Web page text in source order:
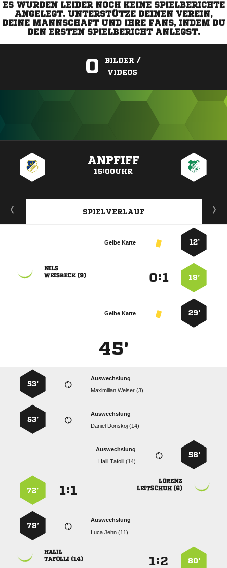
ES WURDEN LEIDER NOCH KEINE SPIELBERICHTE
ANGELEGT. UNTERSTÜTZE DEINEN VEREIN,
DEINE MANNSCHAFT UND IHRE FANS, INDEM DU
DEN ERSTEN SPIELBERICHT ANLEGST.
0
BILDER /
VIDEOS
ANPFIFF
15:00UHR
SPIELVERLAUF
12’
Gelbe Karte
19’
:

 
29’
Gelbe Karte
45'
Auswechslung
  
53’
Auswechslung
  
53’
58’
Auswechslung
  

 
:
72’
Auswechslung
  
79’
80’
:

 